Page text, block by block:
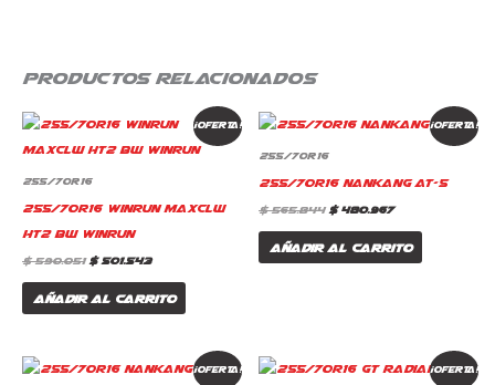
Productos relacionados
¡Oferta!
255/70R16
255/70R16 Winrun Maxclw
HT2 Bw Winrun
$590.051
El
original
$ 590.051.
$501.543
El
precio
actual
Añadir al carrito
¡Oferta!
255/70R16
255/70R16 Nankang AT-5
$565.844
El
$ 565.844.
$480.967
El
precio
$ 480.967.
Añadir al carrito
¡Oferta!
El
El
precio
¡Oferta!
El
El
precio